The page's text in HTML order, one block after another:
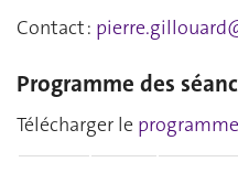
Contact :
Programme des
Télécharger le programme